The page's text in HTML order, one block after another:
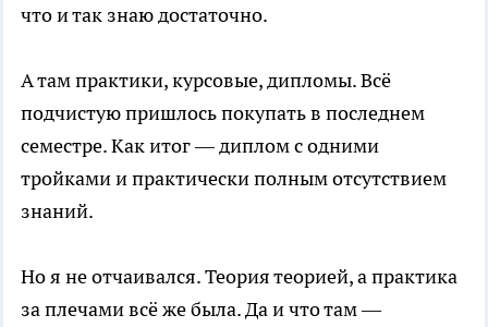
что и так знаю достаточно.
А там практики, курсовые, дипломы. Всё
подчистую пришлось покупать в последнем
семестре. Как итог — диплом с одними
тройками и практически полным отсутствием
знаний.
Но я не отчаивался. Теория теорией, а практика
за плечами всё же была. Да и что там —